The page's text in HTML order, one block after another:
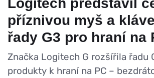
příznivou myš a
řady G3 pro hraní na
Značka Logitech G rozšířila řadu
produkty k hraní na PC –